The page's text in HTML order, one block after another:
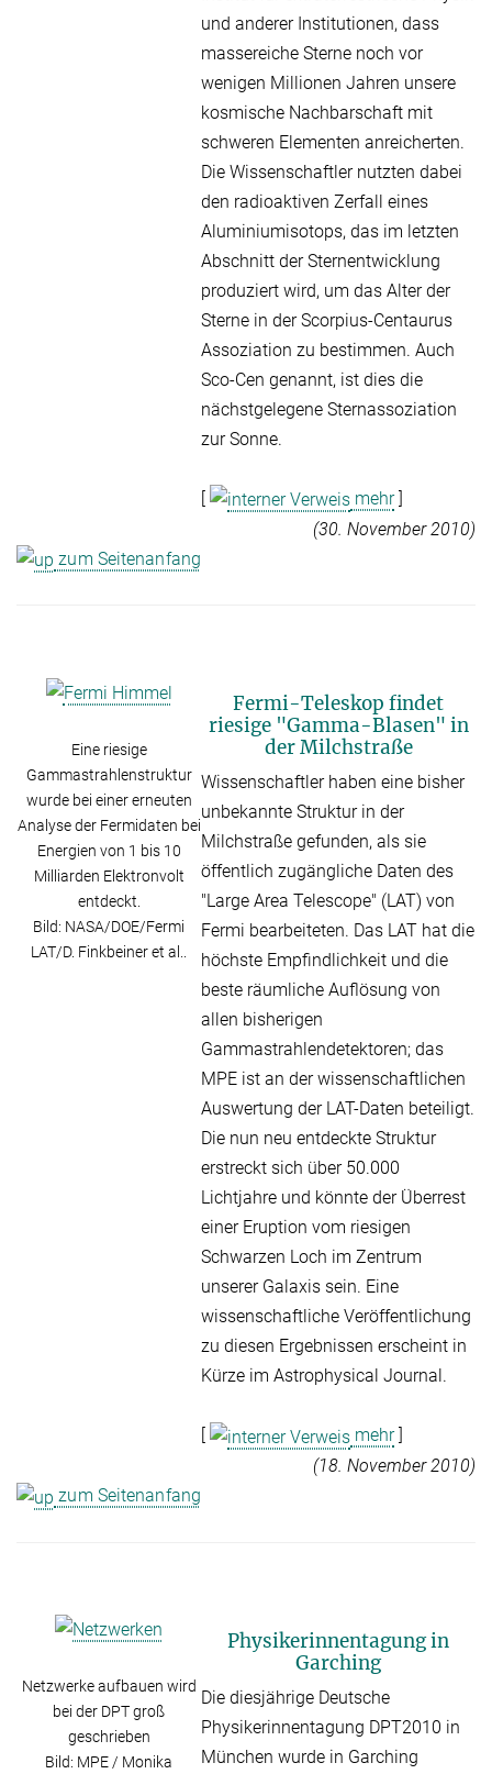
und anderer Institutionen, dass
massereiche Sterne noch vor
wenigen Millionen Jahren unsere
kosmische Nachbarschaft mit
schweren Elementen anreicherten.
Die Wissenschaftler nutzten dabei
den radioaktiven Zerfall eines
Aluminiumisotops, das im letzten
Abschnitt der Sternentwicklung
produziert wird, um das Alter der
Sterne in der Scorpius-Centaurus
Assoziation zu bestimmen. Auch
Sco-Cen genannt, ist dies die
nächstgelegene Sternassoziation
zur Sonne.
[ mehr]
(30. November 2010)
zum Seitenanfang
Eine riesige
Gammastrahlenstruktur
wurde bei einer erneuten
Analyse der Fermidaten bei
Energien von 1 bis 10
Milliarden Elektronvolt
entdeckt.
Bild: NASA/DOE/Fermi
LAT/D. Finkbeiner et al..
Fermi-Teleskop findet
riesige "Gamma-Blasen" in
der Milchstraße
Wissenschaftler haben eine bisher
unbekannte Struktur in der
Milchstraße gefunden, als sie
öffentlich zugängliche Daten des
"Large Area Telescope" (LAT) von
Fermi bearbeiteten. Das LAT hat die
höchste Empfindlichkeit und die
beste räumliche Auflösung von
allen bisherigen
Gammastrahlendetektoren; das
MPE ist an der wissenschaftlichen
Auswertung der LAT-Daten beteiligt.
Die nun neu entdeckte Struktur
erstreckt sich über 50.000
Lichtjahre und könnte der Überrest
einer Eruption vom riesigen
Schwarzen Loch im Zentrum
unserer Galaxis sein. Eine
wissenschaftliche Veröffentlichung
zu diesen Ergebnissen erscheint in
Kürze im Astrophysical Journal.
mehr]
(18. November 2010)
zum Seitenanfang
Netzwerke aufbauen wird
bei der DPT groß
geschrieben
Bild: MPE / Monika
Physikerinnentagung in
Garching
Die diesjährige Deutsche
Physikerinnentagung DPT2010 in
München wurde in Garching